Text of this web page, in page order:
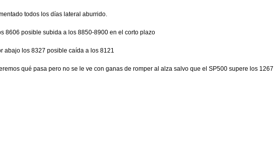
todos los días lateral aburrido.
8606 posible subida a los 8850-8900 en el corto plazo
abajo los 8327 posible caída a los 8121
qué pasa pero no se le ve con ganas de romper al alza salvo que el SP500 supere los 1267